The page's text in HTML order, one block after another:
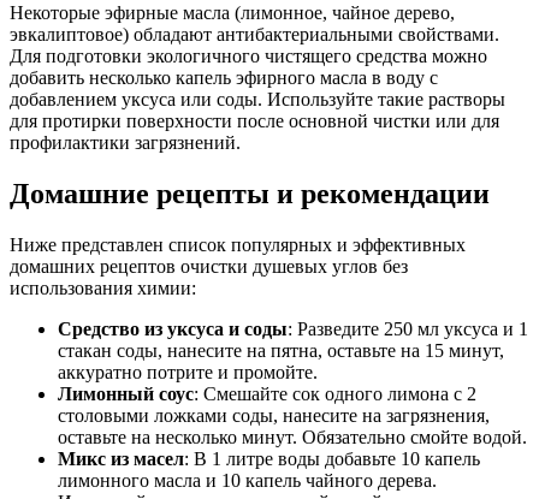
Некоторые эфирные масла (лимонное, чайное дерево,
эвкалиптовое) обладают антибактериальными свойствами.
Для подготовки экологичного чистящего средства можно
добавить несколько капель эфирного масла в воду с
добавлением уксуса или соды. Используйте такие растворы
для протирки поверхности после основной чистки или для
профилактики загрязнений.
Домашние рецепты и рекомендации
Ниже представлен список популярных и эффективных
домашних рецептов очистки душевых углов без
использования химии:
Средство из уксуса и соды: Разведите 250 мл уксуса и 1
стакан соды, нанесите на пятна, оставьте на 15 минут,
аккуратно потрите и промойте.
Лимонный соус: Смешайте сок одного лимона с 2
столовыми ложками соды, нанесите на загрязнения,
оставьте на несколько минут. Обязательно смойте водой.
Микс из масел: В 1 литре воды добавьте 10 капель
лимонного масла и 10 капель чайного дерева.